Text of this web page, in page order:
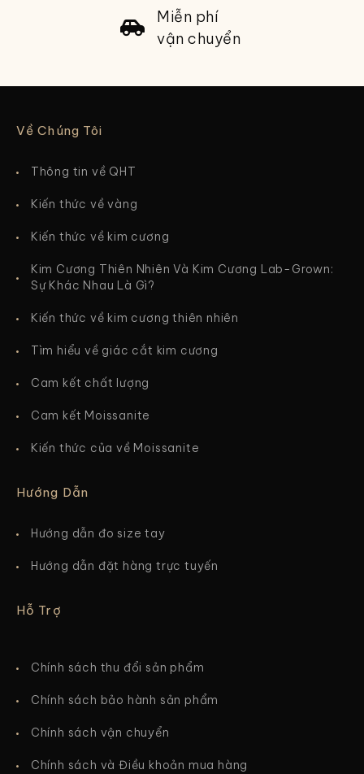
Miễn phí
vận chuyển
Về Chúng Tôi
Thông tin về QHT
Kiến thức về vàng
Kiến thức về kim cương
Kim Cương Thiên Nhiên Và Kim Cương Lab-Grown:
Sự Khác Nhau Là Gì?
Kiến thức về kim cương thiên nhiên
Tìm hiểu về giác cắt kim cương
Cam kết chất lượng
Cam kết Moissanite
Kiến thức của về Moissanite
Hướng Dẫn
Hướng dẫn đo size tay
Hướng dẫn đặt hàng trực tuyến
Hỗ Trợ
Chính sách thu đổi sản phẩm
Chính sách bảo hành sản phẩm
Chính sách vận chuyển
Chính sách và Điều khoản mua hàng